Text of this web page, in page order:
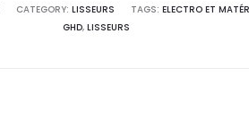
CATEGORY: LISSEURS TAGS: ELECTRO ET
GHD, LISSEURS